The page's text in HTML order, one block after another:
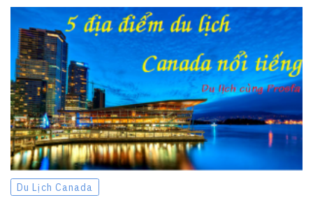
Du Lịch Canada